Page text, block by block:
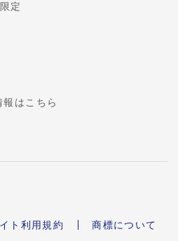
定
はこちら
ト利用規約
商標について